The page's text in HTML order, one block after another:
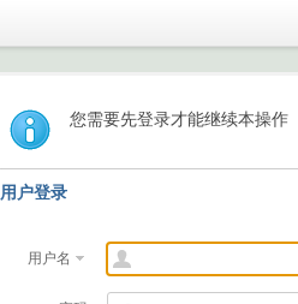
您需要先登录才能继续本操作
用户登录
用户名